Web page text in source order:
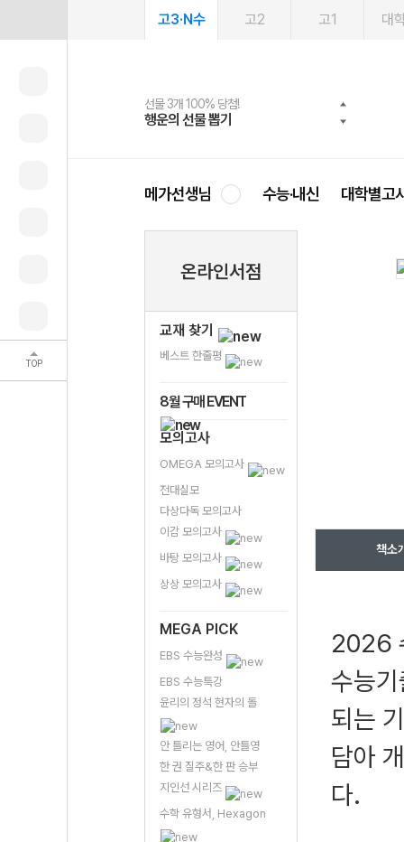
TOP
고3·N수 고2 고1 대
선물 3개 100% 당첨!
행운의 선물 뽑기
선물 100% 증정!
메가스터디 X 올리브
여름방학 스터디 캐시백
메가런 썸머스쿨
2027 러셀 단과
강사 공개선발
스마트러닝앱
설문 EVENT
메가패스
3일 무료 체험권
메가패스 수강생 무료혜택!
메가클럽 멤버십
사회공헌 캠페인
희망이룸 메가나눔
메가선생님 수능·내신 대학별고
온라인서점
교재 찾기
베스트 한줄평
8월 구매 EVENT
모의고사
OMEGA 모의고사
전대실모
다상다독 모의고사
이감 모의고사
바탕 모의고사
상상 모의고사
MEGA PICK
EBS 수능완성
EBS 수능특강
윤리의 정석 현자의 돌
안 틀리는 영어, 안틀영
한 권 질주&한 판 승부
지인선 시리즈
수학 유형서, Hexagon
책소
2026
수능
되는
담아
다.